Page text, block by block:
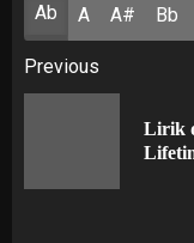
Ab A A# Bb
Post
navigation
Previous
Lirik